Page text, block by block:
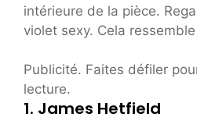
intérieure de la pièce.
violet sexy. Cela
Publicité. Faites défiler
lecture.
1. James Hetfield